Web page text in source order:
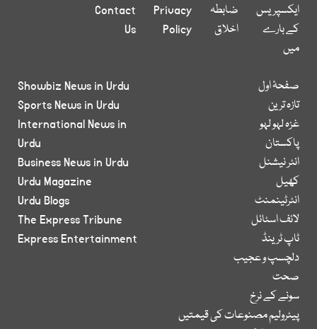
ایکسپریس
کے بارے
میں
ضابطہ
اخلاق
Privacy
Policy
Contact
Us
صفحۂ اول
تازہ ترین
غزہ لہو لہو
پاکستان
انٹر نیشنل
کھیل
انٹرٹینمنٹ
لائف اسٹائل
ٹاپ ٹرینڈ
دلچسپ و عجیب
صحت
سونے کے نرخ
پیٹرولیم مصنوعات کی قیمتیں
Showbiz News in Urdu
Sports News in Urdu
International News in
Urdu
Business News in Urdu
Urdu Magazine
Urdu Blogs
The Express Tribune
Express Entertainment